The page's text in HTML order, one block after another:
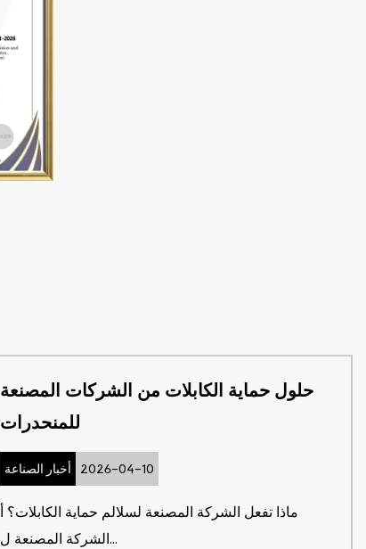
حلول حماية الكابلات من الشركات المصنعة
للمنحدرات
أخبار الصناعة 2026-04-10
ماذا تفعل الشركة المصنعة لسلالم حماية الكابلات؟ أ